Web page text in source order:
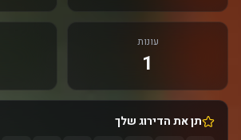
עונות
1
תן את הדירוג שלך